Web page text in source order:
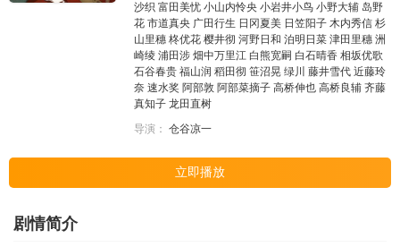
沙织 富田美忧 小山内怜央 小岩井小鸟 小野大辅 岛野
花 市道真央 广田行生 日冈夏美 日笠阳子 木内秀信 杉
山里穗 柊优花 樱井彻 河野日和 泊明日菜 津田里穗 洲
崎绫 浦田涉 畑中万里江 白熊宽嗣 白石晴香 相坂优歌
石谷春贵 福山润 稻田彻 笹沼晃 绿川 藤井雪代 近藤玲
奈 速水奖 阿部敦 阿部菜摘子 高桥伸也 高桥良辅 齐藤
真知子 龙田直树
导演： 仓谷凉一
立即播放
剧情简介